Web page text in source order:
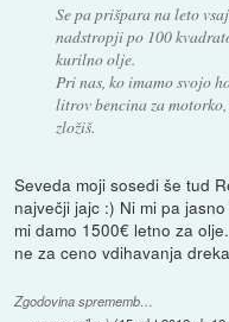
Se pa prišpara na leto
nadstropji po 100
kurilno olje.
Pri nas, ko imamo svojo
litrov bencina za
zložiš.
Seveda moji sosedi še tud
največji jajc :) Ni mi pa
mi damo 1500€ letno za
ne za ceno vdihavanja
Zgodovina sprememb…